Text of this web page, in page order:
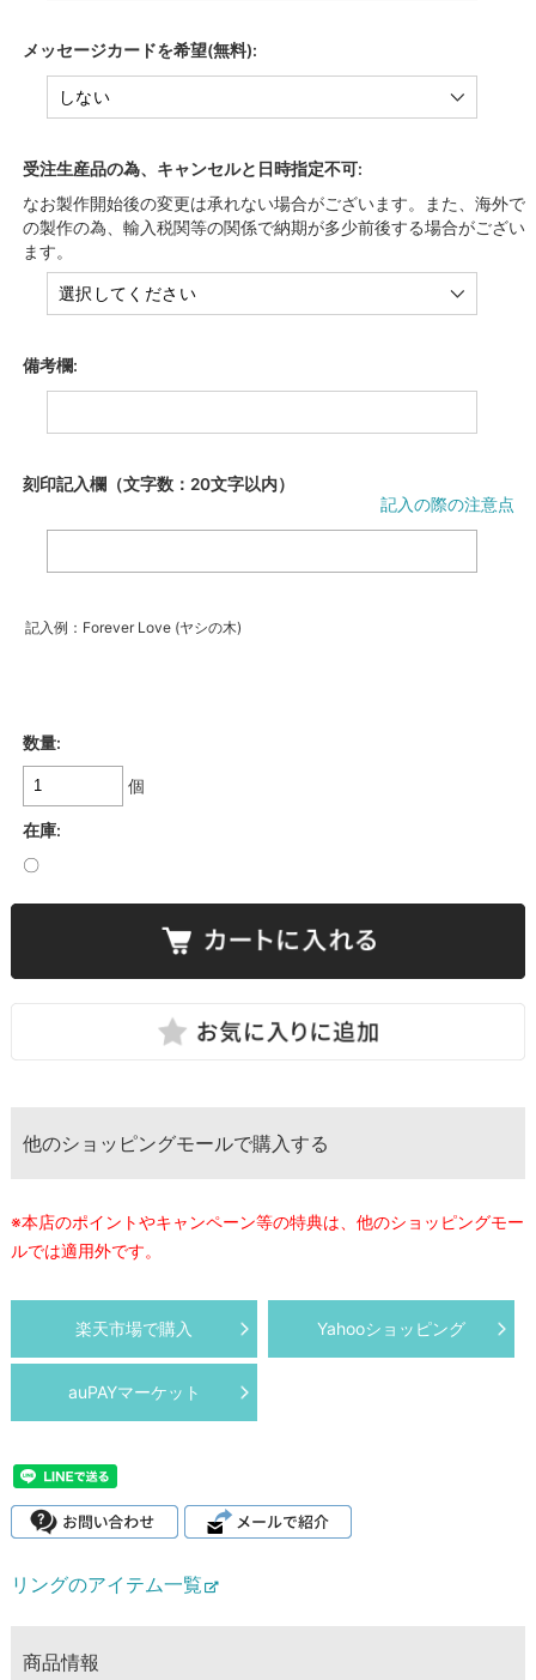
メッセージカードを希望(無料):
受注生産品の為、キャンセルと日時指定不可:
なお製作開始後の変更は承れない場合がございます。また、海外で
の製作の為、輸入税関等の関係で納期が多少前後する場合がござい
ます。
備考欄:
刻印記入欄（文字数：20文字以内）
記入の際の注意点
記入例：Forever Love (ヤシの木)
数量:
個
在庫:
〇
他のショッピングモールで購入する
※本店のポイントやキャンペーン等の特典は、他のショッピングモー
ルでは適用外です。
楽天市場で購入 Yahooショッピング
auPAYマーケット
リングのアイテム一覧
商品情報